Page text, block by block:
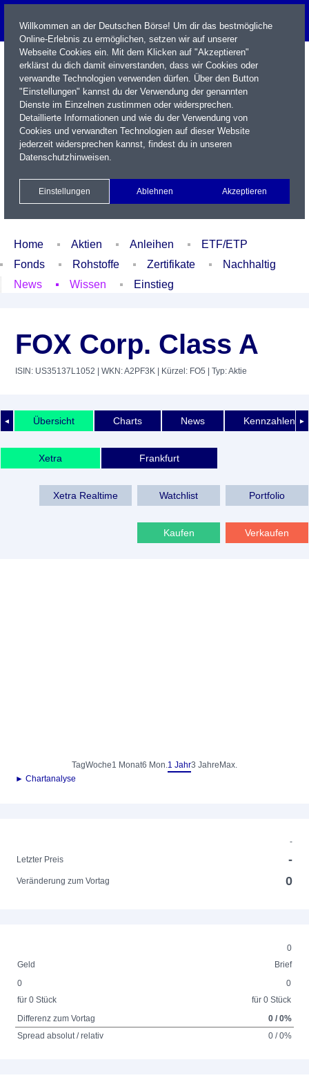
Name / WKN / ISIN / Kürzel
Xetra Realtime
Watchlist Portfolio Login
Home Aktien Anleihen
ETF/ETP
Fonds
Rohstoffe Zertifikate
Nachhaltig
News
Wissen Einstieg
FOX Corp. Class A
ISIN: US35137L1052 | WKN: A2PF3K | Kürzel: FO5 | Typ: Aktie
◄ ►
Übersicht Charts News Kennzahlen
Xetra Frankfurt
Xetra Realtime Watchlist Portfolio
Kaufen Verkaufen
TagWoche1 Monat6 Mon.1 Jahr3 Jahre Max.
► Chartanalyse
-
Letzter Preis
-
Veränderung zum Vortag 0
0
Geld
Brief
0
für 0 Stück
0
für 0 Stück
Differenz zum Vortag
0 / 0%
Spread absolut / relativ
0 / 0%
Willkommen an der Deutschen Börse! Um dir das bestmögliche
Online-Erlebnis zu ermöglichen, setzen wir auf unserer
Webseite Cookies ein. Mit dem Klicken auf "Akzeptieren"
erklärst du dich damit einverstanden, dass wir Cookies oder
verwandte Technologien verwenden dürfen. Über den Button
"Einstellungen" kannst du der Verwendung der genannten
Dienste im Einzelnen zustimmen oder widersprechen.
Detaillierte Informationen und wie du der Verwendung von
Cookies und verwandten Technologien auf dieser Website
jederzeit widersprechen kannst, findest du in unseren
Datenschutzhinweisen.
Einstellungen Ablehnen Akzeptieren